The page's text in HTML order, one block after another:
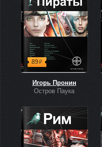
89р
Игорь Пронин
Остров Паука